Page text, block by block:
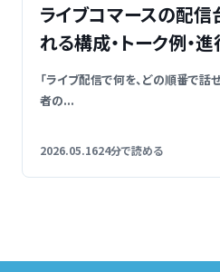
ライブコマースの配
れる構成・トーク例・
「ライブ配信で何を、どの順番で話
者の...
2026.05.1624分で読める